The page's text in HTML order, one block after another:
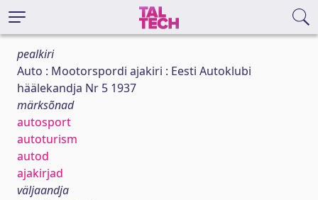
pealkiri
Auto : Mootorspordi ajakiri : Eesti Autoklubi
häälekandja Nr 5 1937
märksõnad
autosport
autoturism
autod
ajakirjad
väljaandja